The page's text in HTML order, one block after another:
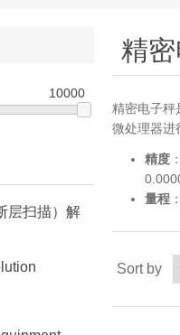
10000
层扫描）解
精
精密电子秤
微处理器进
精度
量程
Sort by